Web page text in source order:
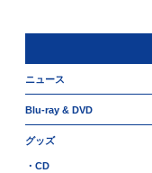
ニュース
Blu-ray & DVD
グッズ
・CD